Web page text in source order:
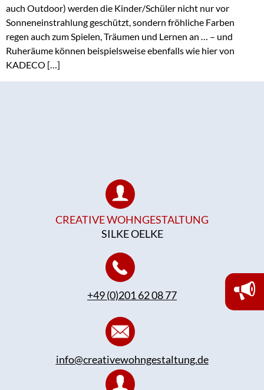
auch Outdoor) werden die Kinder/Schüler nicht nur vor
Sonneneinstrahlung geschützt, sondern fröhliche Farben
regen auch zum Spielen, Träumen und Lernen an … – und
Ruheräume können beispielsweise ebenfalls wie hier von
KADECO […]
CREATIVE WOHNGESTALTUNG
SILKE OELKE
+49 (0)201 62 08 77
info@creativewohngestaltung.de